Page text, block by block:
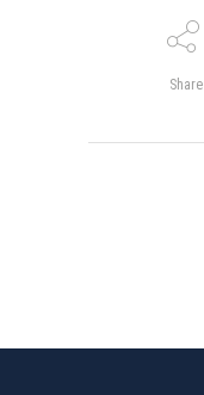
Share